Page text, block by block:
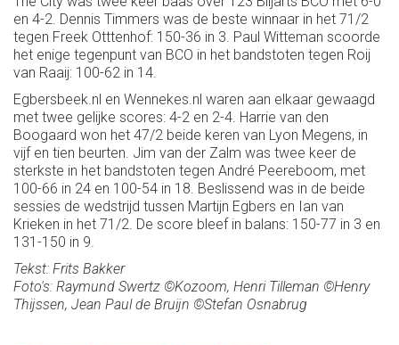
en 4-2. Dennis Timmers was de beste winnaar in het 71/2
tegen Freek Otttenhof: 150-36 in 3. Paul Witteman scoorde
het enige tegenpunt van BCO in het bandstoten tegen Roij
van Raaij: 100-62 in 14.
Egbersbeek.nl en Wennekes.nl waren aan elkaar gewaagd
met twee gelijke scores: 4-2 en 2-4. Harrie van den
Boogaard won het 47/2 beide keren van Lyon Megens, in
vijf en tien beurten. Jim van der Zalm was twee keer de
sterkste in het bandstoten tegen André Peereboom, met
100-66 in 24 en 100-54 in 18. Beslissend was in de beide
sessies de wedstrijd tussen Martijn Egbers en Ian van
Krieken in het 71/2. De score bleef in balans: 150-77 in 3 en
131-150 in 9.
Tekst: Frits Bakker
Foto's: Raymund Swertz ©Kozoom, Henri Tilleman ©Henry
Thijssen, Jean Paul de Bruijn ©Stefan Osnabrug